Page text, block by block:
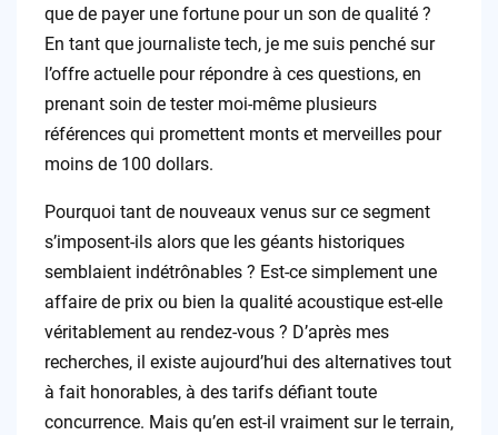
que de payer une fortune pour un son de qualité ?
En tant que journaliste tech, je me suis penché sur
l’offre actuelle pour répondre à ces questions, en
prenant soin de tester moi-même plusieurs
références qui promettent monts et merveilles pour
moins de 100 dollars.
Pourquoi tant de nouveaux venus sur ce segment
s’imposent-ils alors que les géants historiques
semblaient indétrônables ? Est-ce simplement une
affaire de prix ou bien la qualité acoustique est-elle
véritablement au rendez-vous ? D’après mes
recherches, il existe aujourd’hui des alternatives tout
à fait honorables, à des tarifs défiant toute
concurrence. Mais qu’en est-il vraiment sur le terrain,